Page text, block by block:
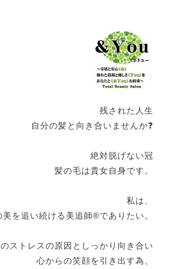
残された人生
自分の髪と向き合いませんか❓
絶対脱げない冠
髪の毛は貴女自身です。
私は、
美を追い続ける美追師®️でありたい。
ストレスの原因としっかり向き合い
心からの笑顔を引き出す為、